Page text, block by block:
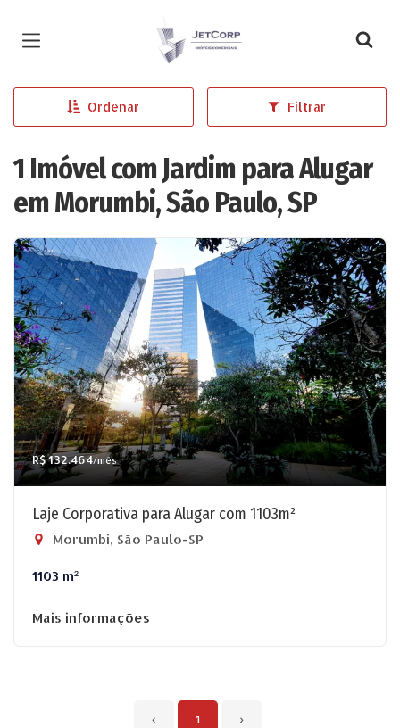
Página inicial
Ordenar Filtrar
1 Imóvel com Jardim para Alugar
em Morumbi, São Paulo, SP
R$ 132.464/mês
Laje Corporativa para Alugar com 1103m²
Morumbi, São Paulo-SP
1103 m²
Mais informações
‹ 1 ›